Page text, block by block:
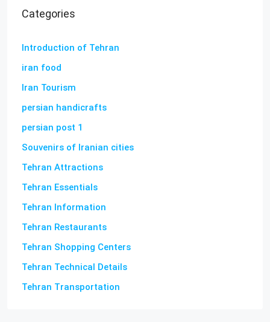
Categories
Introduction of Tehran
iran food
Iran Tourism
persian handicrafts
persian post 1
Souvenirs of Iranian cities
Tehran Attractions
Tehran Essentials
Tehran Information
Tehran Restaurants
Tehran Shopping Centers
Tehran Technical Details
Tehran Transportation